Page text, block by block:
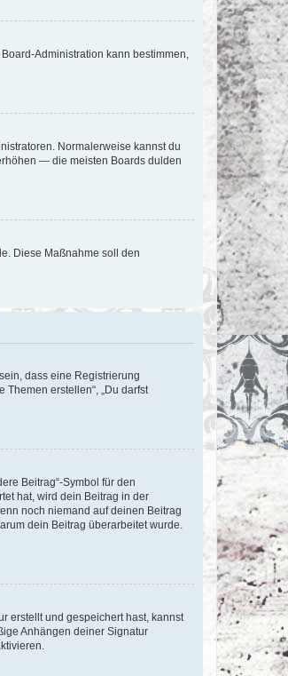
Administration kann bestimmen,
Normalerweise kannst du
— die meisten Boards dulden
Diese Maßnahme soll den
dass eine Registrierung
erstellen“, „Du darfst
Beitrag“-Symbol für den
hat, wird dein Beitrag in der
noch niemand auf deinen Beitrag
dein Beitrag überarbeitet wurde.
erstellt und gespeichert hast, kannst
Anhängen deiner Signatur